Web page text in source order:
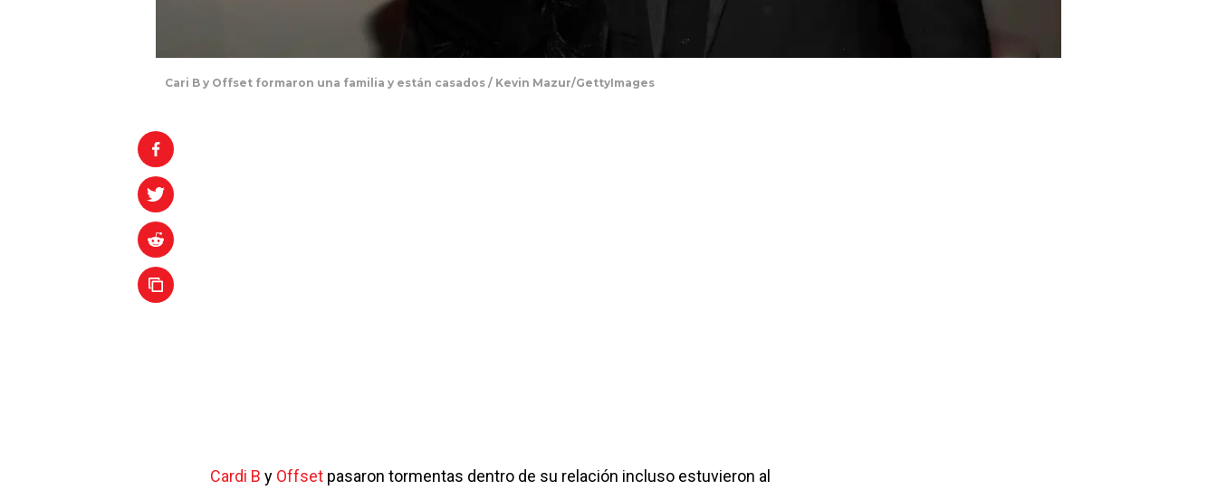
Cari B y Offset formaron una familia y están casados / Kevin Mazur/GettyImages
Cardi B y Offset pasaron tormentas dentro de su relación incluso estuvieron al